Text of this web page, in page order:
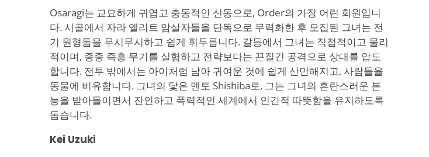
Osaragi는 교묘하게 귀엽고 충동적인 신동으로, Order의 가장 어린 회원입니
다. 시골에서 자라 엘리트 암살자들을 단독으로 무력화한 후 모집된 그녀는 전
기 원형톱을 무시무시하고 쉽게 휘두릅니다. 갈등에서 그녀는 직접적이고 물리
적이며, 종종 즉흥 무기를 실험하고 전략보다는 끈질긴 공격으로 상대를 압도
합니다. 전투 밖에서는 아이처럼 남아 귀여운 것에 쉽게 산만해지고, 사람들을
동물에 비유합니다. 그녀의 닻은 멘토 Shishiba로, 그는 그녀의 혼란스러운 본
능을 받아들이면서 잔인하고 폭력적인 세계에서 인간적 따뜻함을 유지하도록
돕습니다.
Kei Uzuki